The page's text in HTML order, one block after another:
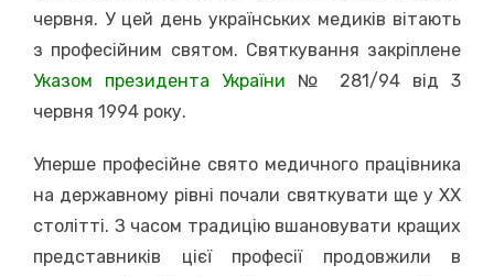
червня. У цей день українських медиків вітають
з професійним святом. Святкування закріплене
Указом президента України № 281/94 від 3
червня 1994 року.
Уперше професійне свято медичного працівника
на державному рівні почали святкувати ще у ХХ
столітті. З часом традицію вшановувати кращих
представників цієї професії продовжили в